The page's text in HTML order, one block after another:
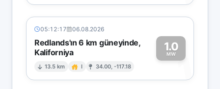
05:12:17 06.08.2026
Redlands'ın 6 km güneyinde,
Kaliforniya
13.5 km I 34.00, -117.18
1.0
MW1